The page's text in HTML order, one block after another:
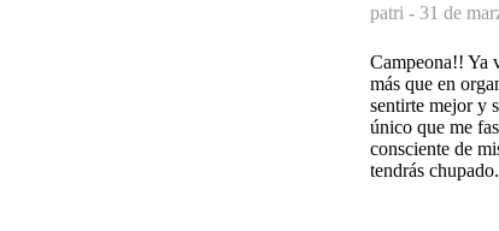
patri - 31 de
Campeona!! Ya
más que en
sentirte mejor y
único que me
consciente de
tendrás